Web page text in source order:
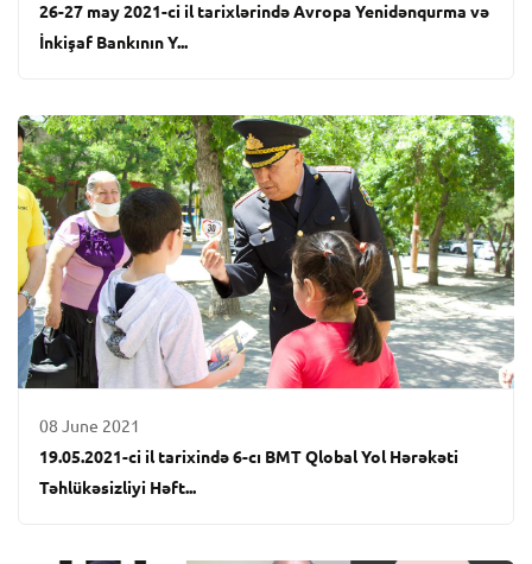
26-27 may 2021-ci il tarixlərində Avropa Yenidənqurma və
İnkişaf Bankının Y...
08 June 2021
19.05.2021-ci il tarixində 6-cı BMT Qlobal Yol Hərəkəti
Təhlükəsizliyi Həft...